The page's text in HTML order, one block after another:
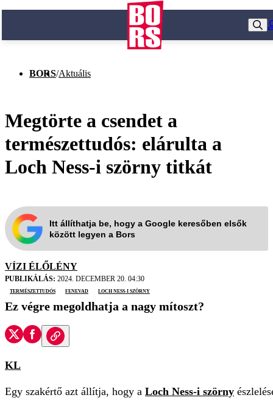
BORS/Aktuális
Megtörte a csendet a
természettudós: elárulta a
Loch Ness-i szörny titkát
Itt állíthatja be, hogy a Google keresőben elsők
között legyen a Bors
VÍZI ÉLŐLÉNY
PUBLIKÁLÁS: 2024. DECEMBER 20. 04:30
természettudós
fenevad Loch Ness-i szörny
Ez végre megoldhatja a nagy mítoszt?
KL
Egy szakértő azt állítja, hogy a Loch Ness-i szörny